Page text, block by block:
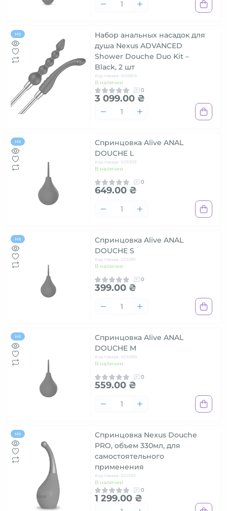
Hit
Набор анальных насадок для
душа Nexus ADVANCED
Shower Douche Duo Kit –
Black, 2 шт
Код товара: SO9858
В наличии
0
3 099.00 ₴
Hit
Спринцовка Alive ANAL
DOUCHE L
Код товара: SO5993
В наличии
0
649.00 ₴
Hit
Спринцовка Alive ANAL
DOUCHE S
Код товара: SO5991
В наличии
0
399.00 ₴
Hit
Спринцовка Alive ANAL
DOUCHE M
Код товара: SO5990
В наличии
0
559.00 ₴
Hit
Спринцовка Nexus Douche
PRO, объем 330мл, для
самостоятельного
применения
Код товара: SO2183
В наличии
0
1 299.00 ₴